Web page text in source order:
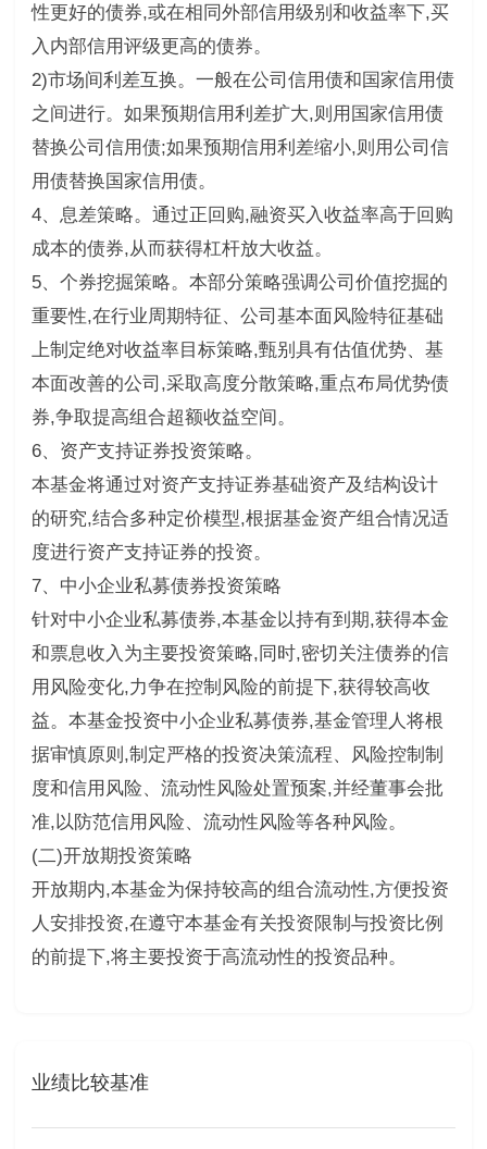
性更好的债券,或在相同外部信用级别和收益率下,买
入内部信用评级更高的债券。
2)市场间利差互换。一般在公司信用债和国家信用债
之间进行。如果预期信用利差扩大,则用国家信用债
替换公司信用债;如果预期信用利差缩小,则用公司信
用债替换国家信用债。
4、息差策略。通过正回购,融资买入收益率高于回购
成本的债券,从而获得杠杆放大收益。
5、个券挖掘策略。本部分策略强调公司价值挖掘的
重要性,在行业周期特征、公司基本面风险特征基础
上制定绝对收益率目标策略,甄别具有估值优势、基
本面改善的公司,采取高度分散策略,重点布局优势债
券,争取提高组合超额收益空间。
6、资产支持证券投资策略。
本基金将通过对资产支持证券基础资产及结构设计
的研究,结合多种定价模型,根据基金资产组合情况适
度进行资产支持证券的投资。
7、中小企业私募债券投资策略
针对中小企业私募债券,本基金以持有到期,获得本金
和票息收入为主要投资策略,同时,密切关注债券的信
用风险变化,力争在控制风险的前提下,获得较高收
益。本基金投资中小企业私募债券,基金管理人将根
据审慎原则,制定严格的投资决策流程、风险控制制
度和信用风险、流动性风险处置预案,并经董事会批
准,以防范信用风险、流动性风险等各种风险。
(二)开放期投资策略
开放期内,本基金为保持较高的组合流动性,方便投资
人安排投资,在遵守本基金有关投资限制与投资比例
的前提下,将主要投资于高流动性的投资品种。
业绩比较基准